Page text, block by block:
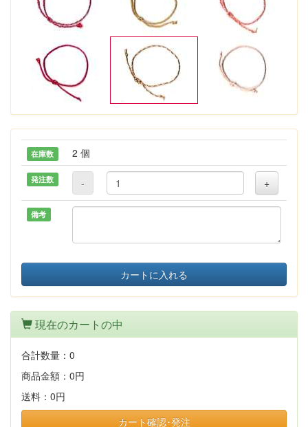
在庫数 2 個
発注数 - +
備考
カートに入れる
現在のカートの中
合計数量： 0
商品金額： 0円
送料： 0円
カート確認･発注